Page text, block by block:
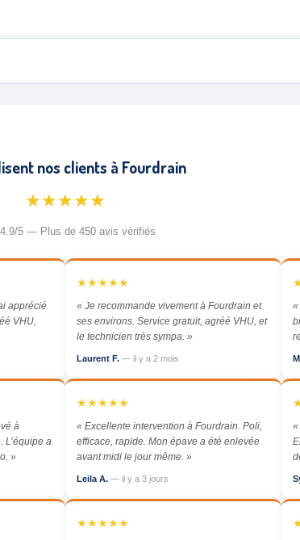
nos clients à Fourdrain
★★★★★
4.9/5 — Plus de 450 avis vérifiés
apprécié
VHU,
★★★★★
« Je recommande vivement à Fourdrain et
ses environs. Service gratuit, agréé VHU, et
le technicien très sympa. »
Laurent F. — il y a 2 mois
«
à
L’équipe a
»
★★★★★
« Excellente intervention à Fourdrain. Poli,
efficace, rapide. Mon épave a été enlevée
avant midi le jour même. »
Leila A. — il y a 3 jours
«
★★★★★